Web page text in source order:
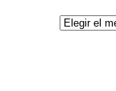
Archivos